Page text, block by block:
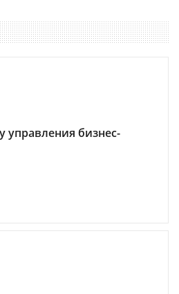
управления бизнес-